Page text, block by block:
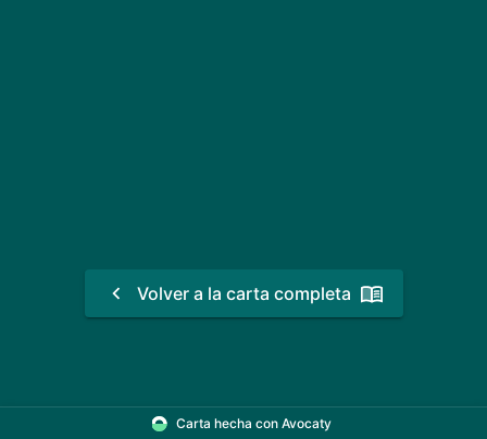
Volver a la carta completa
Carta hecha con Avocaty